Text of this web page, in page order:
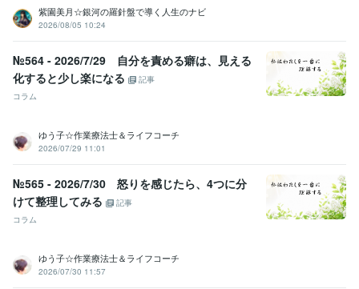
紫園美月☆銀河の羅針盤で導く人生のナビ
2026/08/05 10:24
№564 - 2026/7/29 自分を責める癖は、見える
化すると少し楽になる
記事
コラム
ゆう子☆作業療法士＆ライフコーチ
2026/07/29 11:01
№565 - 2026/7/30 怒りを感じたら、4つに分
けて整理してみる
記事
コラム
ゆう子☆作業療法士＆ライフコーチ
2026/07/30 11:57